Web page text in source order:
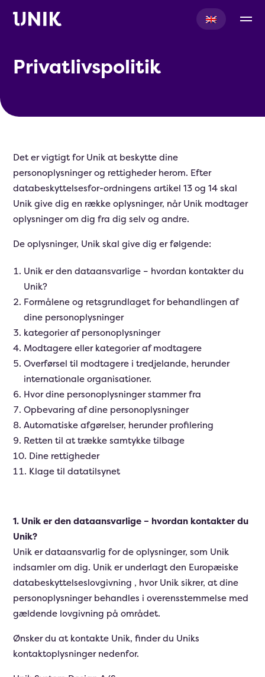
Privatlivspolitik
Det er vigtigt for Unik at beskytte dine
personoplysninger og rettigheder herom. Efter
databeskyttelsesfor-ordningens artikel 13 og 14 skal
Unik give dig en række oplysninger, når Unik modtager
oplysninger om dig fra dig selv og andre.
De oplysninger, Unik skal give dig er følgende:
Unik er den dataansvarlige – hvordan kontakter du
Unik?
Formålene og retsgrundlaget for behandlingen af
dine personoplysninger
kategorier af personoplysninger
Modtagere eller kategorier af modtagere
Overførsel til modtagere i tredjelande, herunder
internationale organisationer.
Hvor dine personoplysninger stammer fra
Opbevaring af dine personoplysninger
Automatiske afgørelser, herunder profilering
Retten til at trække samtykke tilbage
Dine rettigheder
Klage til datatilsynet
1. Unik er den dataansvarlige – hvordan kontakter du
Unik?
Unik er dataansvarlig for de oplysninger, som Unik
indsamler om dig. Unik er underlagt den Europæiske
databeskyttelseslovgivning , hvor Unik sikrer, at dine
personoplysninger behandles i overensstemmelse med
gældende lovgivning på området.
Ønsker du at kontakte Unik, finder du Uniks
kontaktoplysninger nedenfor.